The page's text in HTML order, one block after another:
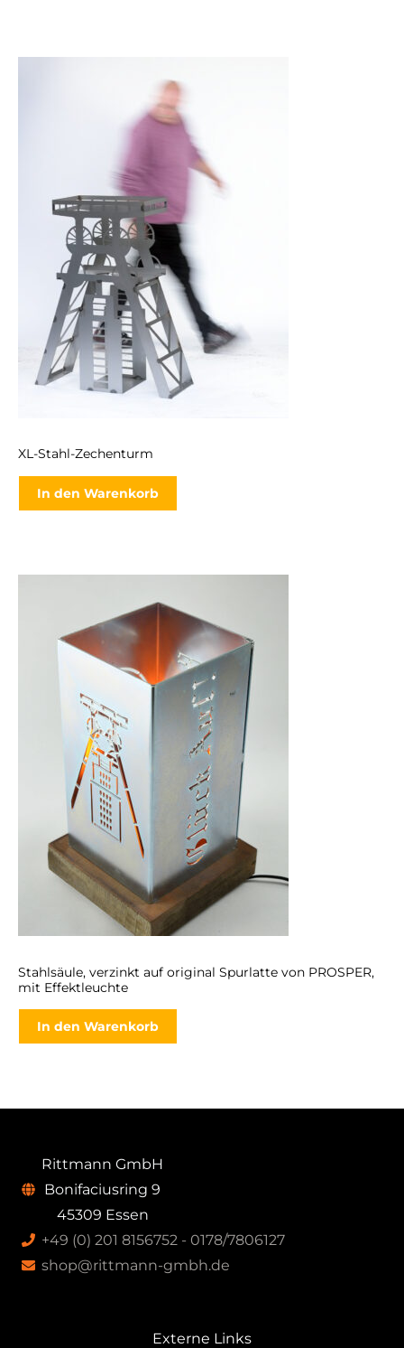
XL-Stahl-Zechenturm
In den Warenkorb
Stahlsäule, verzinkt auf original Spurlatte von PROSPER,
mit Effektleuchte
In den Warenkorb
Rittmann GmbH
Bonifaciusring 9
45309 Essen
+49 (0) 201 8156752 - 0178/7806127
shop@rittmann-gmbh.de
Externe Links